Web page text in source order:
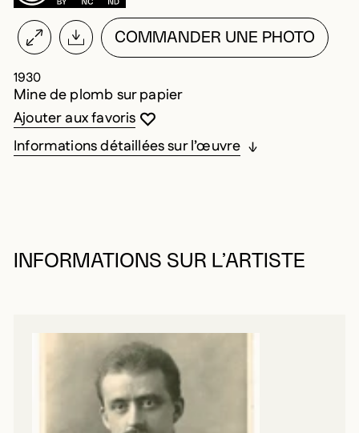
COMMANDER UNE PHOTO
1930
Mine de plomb sur papier
Vous devez être connecté pour ajouter
Fermer la modale
Ouvrir la modale
Ajouter aux favoris
Informations détaillées sur l’œuvre
INFORMATIONS SUR L’ARTISTE